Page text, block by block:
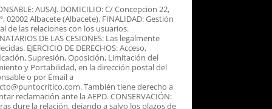
AUSAJ. DOMICILIO: C/ Concepcion 22,
02002 Albacete (Albacete). FINALIDAD: Gestión
de las relaciones con los usuarios.
DE LAS CESIONES: Las legalmente
EJERCICIO DE DERECHOS: Acceso,
Supresión, Oposición, Limitación del
y Portabilidad, en la dirección postal del
o por Email a
También tiene derecho a
reclamación ante la AEPD. CONSERVACIÓN:
dure la relación, dejando a salvo los plazos de